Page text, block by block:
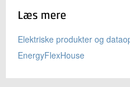
Læs mere
Elektriske produkter og
EnergyFlexHouse